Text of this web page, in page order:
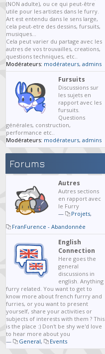
(NON adulte), ou ce qui peut-être
utile pour les artistes dans le furry.
Art est entendu dans le sens large,
cela peut-etre des dessins, fursuits,
musiques...
Cela peut varier du partage avec les
autres de vos trouvailles, creations,
questions techniques, etc..
Modérateurs: modérateurs,admins
Fursuits
Discussions sur
les sujets en
rapport avec les
fursuits.
Questions
générales, construction,
performance etc..
Modérateurs: modérateurs,admins
Forums
Autres
Autres sections
en rapport avec
le Furry
—
Projets,
FranFurence - Abandonnée
English
Connection
Here goes the
general
discussions in
english. Anything
furry related. You want to get to
know more about french furrry and
furries, or you want to present
yourself, share your activities or
subjects of interests with them ? This
is the place :) Don't be shy we'd love
to hear more about you
—
General, Events